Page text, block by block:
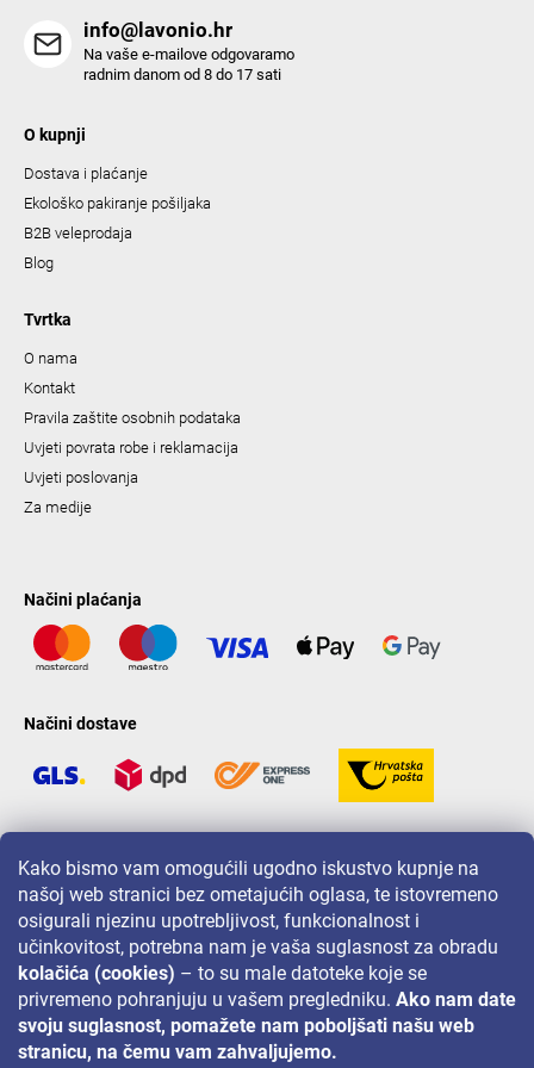
Kako bismo vam omogućili ugodno iskustvo kupnje na
našoj web stranici bez ometajućih oglasa, te istovremeno
osigurali njezinu upotrebljivost, funkcionalnost i
učinkovitost, potrebna nam je vaša suglasnost za obradu
kolačića (cookies) – to su male datoteke koje se
privremeno pohranjuju u vašem pregledniku. Ako nam date
svoju suglasnost, pomažete nam poboljšati našu web
stranicu, na čemu vam zahvaljujemo.
info@lavonio.hr
Na vaše e-mailove odgovaramo
radnim danom od 8 do 17 sati
O kupnji
Dostava i plaćanje
Ekološko pakiranje pošiljaka
B2B veleprodaja
Blog
Tvrtka
O nama
Kontakt
Pravila zaštite osobnih podataka
Uvjeti povrata robe i reklamacija
Uvjeti poslovanja
Za medije
Načini plaćanja
Načini dostave
Za akcije, nagradne igre i popuste pratite nas na: